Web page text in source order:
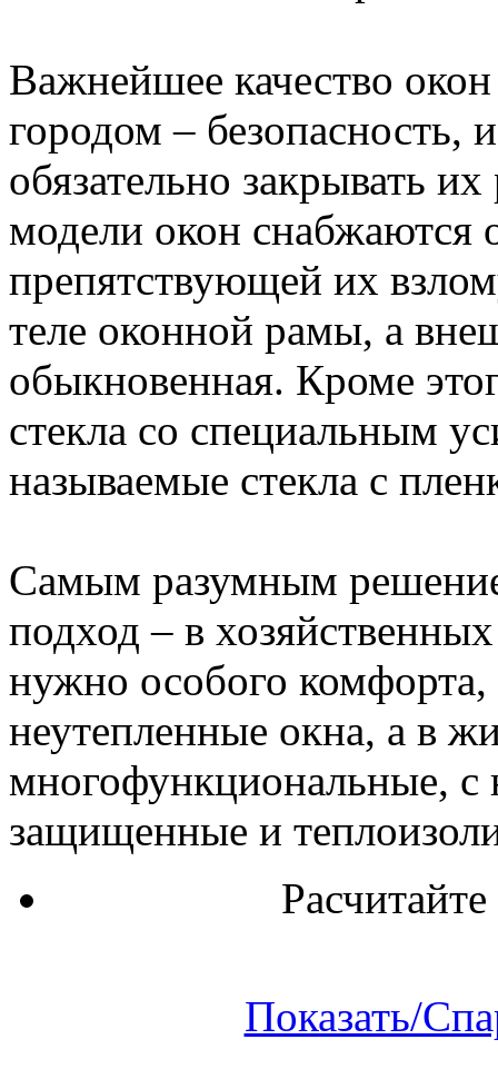
Важнейшее качество
городом – безопасность,
обязательно закрывать
модели окон снабжаются
препятствующей их
теле оконной рамы, а
обыкновенная. Кроме
стекла со специальным
называемые стекла с
Самым разумным
подход – в
нужно особого
неутепленные окна, а в
многофункциональные, с
защищенные и
Показать/